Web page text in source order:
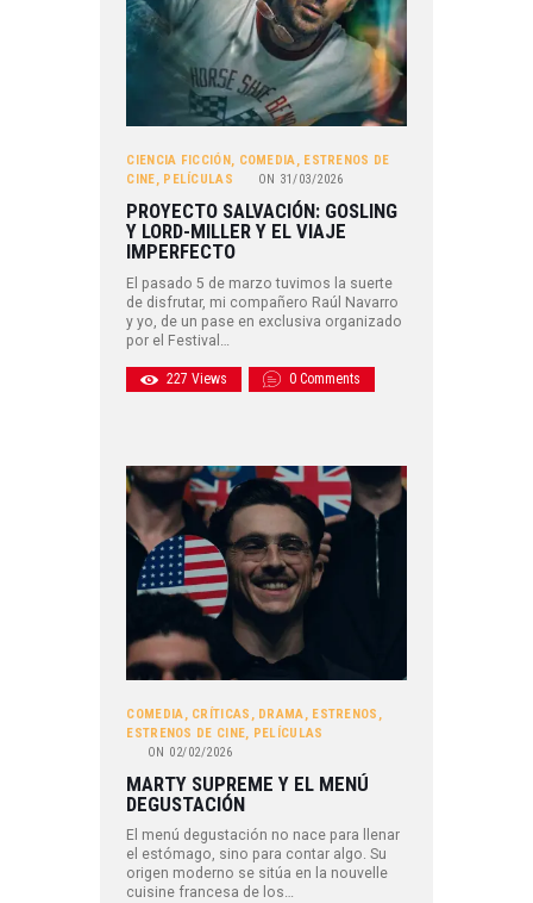
CIENCIA FICCIÓN , COMEDIA, ESTRENOS DE
CINE, PELÍCULAS ON 31/03/2026
PROYECTO SALVACIÓN: GOSLING
Y LORD-MILLER Y EL VIAJE
IMPERFECTO
El pasado 5 de marzo tuvimos la suerte
de disfrutar, mi compañero Raúl Navarro
y yo, de un pase en exclusiva organizado
por el Festival…
227 Views 0 Comments
COMEDIA, CRÍTICAS , DRAMA, ESTRENOS ,
ESTRENOS DE CINE, PELÍCULAS
ON 02/02/2026
MARTY SUPREME Y EL MENÚ
DEGUSTACIÓN
El menú degustación no nace para llenar
el estómago, sino para contar algo. Su
origen moderno se sitúa en la nouvelle
cuisine francesa de los…